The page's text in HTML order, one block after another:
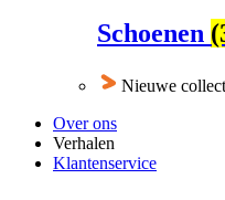
Schoenen
Nieuwe
Over ons
Verhalen
Klantenservice